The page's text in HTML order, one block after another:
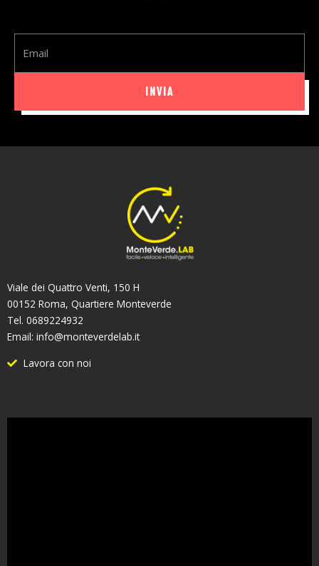
INVIA
Viale dei Quattro Venti, 150 H
00152 Roma, Quartiere Monteverde
Tel. 0689224932
Email: info@monteverdelab.it
Lavora con noi